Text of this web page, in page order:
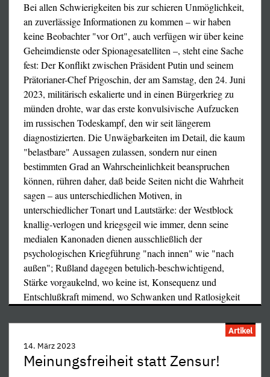
Unter diesen bewaffneten Eindringlingen befanden sich
nicht nur israelische Offiziere, sondern auch Hamas-
Kämpfer! (Sogar von gefangenen Saudis war die Rede,
aber diese Mitteilung verlor sich rasch im Schwarzen Loch
unserer Nachrichtenunterdrückung.) Ganz so abgrundtief
kann die Feindschaft zwischen Hamas und Israel also
nicht mehr sein... unsere Zeitungen mußten auch kurz
ganz viel Geschwätz absondern, um diese Unerwartetheit
wegzuklügeln, danach schwiegen sie natürlich eiligst zum
peinlichen Thema... also scheinen die
Frontverschiebungen verblüffende Vorgänge hinter den
Kulissen widerzuspiegeln, zu denen die Gegend schon zur
Zeit der Kreuzritter mancherlei Parallelen geliefert hat...
Wenn die jedenfalls zunächst fanatische Feindschaft der
Hamas gegen Israel eine unerwartete Aufweichung
erfahren haben sollte, die die neue Provokation, wenn sie
wirklich nur durch israelisch-palästinensische Spannungen
erzeugt wäre, höchst seltsam und unmotiviert erscheinen
läßt, so ist die Todfeindschaft der Hamas gegen Syrien und
die Hisbollah (welche dieses verteidigt) umso weniger
bestreitbar und mindestens ebenso uralt bzw. von Anfang
an gegeben gewesen. Um sie zu verstehen, muß man
Hoffentlich erinnern sich meine Leser noch an den langen
Bei allen Schwierigkeiten bis zur schieren Unmöglichkeit,
an zuverlässige Informationen zu kommen – wir haben
keine Beobachter "vor Ort", auch verfügen wir über keine
Geheim­dienste oder Spionagesatelliten –, steht eine Sache
fest: Der Konflikt zwischen Präsident Putin und seinem
Prätorianer-Chef Prigoschin, der am Samstag, den 24. Juni
2023, militärisch eska­lierte und in einen Bürgerkrieg zu
münden drohte, war das erste konvulsivische Aufzucken
im russischen Todeskampf, den wir seit längerem
diagnostizierten. Die Unwägbarkeiten im Detail, die kaum
"belastbare" Aussagen zulassen, sondern nur einen
bestimmten Grad an Wahrscheinlichkeit beanspruchen
können, rühren daher, daß beide Seiten nicht die Wahrheit
sagen – aus unterschiedlichen Motiven, in
unterschiedlicher Tonart und Lautstärke: der Westblock
knallig-verlogen und kriegsgeil wie immer, denn seine
medialen Kanonaden dienen ausschließlich der
psychologischen Kriegführung "nach innen" wie "nach
außen"; Rußland dagegen betulich-beschwichtigend,
Stärke vorgaukelnd, wo keine ist, Konsequenz und
Entschlußkraft mimend, wo Schwanken und Ratlosigkeit
Artikel
14. März 2023
Meinungsfreiheit statt Zensur!